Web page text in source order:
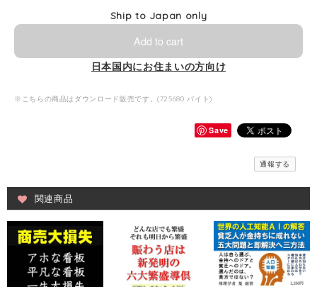
Ship to Japan only
Add to cart
日本国内にお住まいの方向け
※こちらの商品はダウンロード販売です。(725680 バイト)
Save
通報する
関連商品